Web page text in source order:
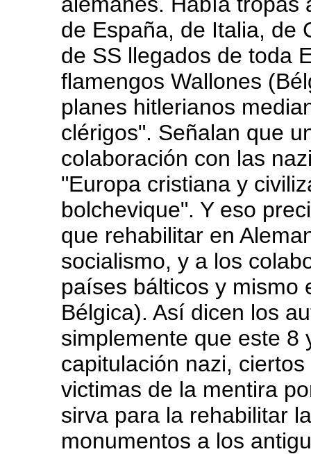
de España, de Italia, de
de SS llegados de toda
flamengos Wallones
planes hitlerianos
clérigos". Señalan que
colaboración con las
"Europa cristiana y
bolchevique". Y eso
que rehabilitar en
socialismo, y a los
países bálticos y mismo
Bélgica). Así dicen los
simplemente que este 8
capitulación nazi,
victimas de la mentira
sirva para la rehabilitar
monumentos a los